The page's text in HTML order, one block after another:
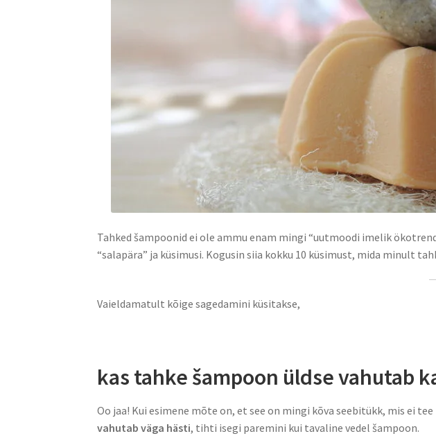
Tahked šampoonid ei ole ammu enam mingi “uutmoodi imelik
“salapära” ja küsimusi. Kogusin siia kokku 10 küsimust, mida minult
Vaieldamatult kõige sagedamini küsitakse,
kas tahke šampoon üldse vahutab
Oo jaa! Kui esimene mõte on, et see on mingi kõva seebitükk, mis ei
vahutab väga hästi, tihti isegi paremini kui tavaline vedel šampoon.